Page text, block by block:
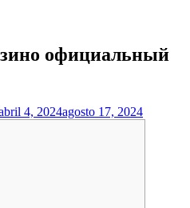
официальный
4, 2024agosto 17, 2024